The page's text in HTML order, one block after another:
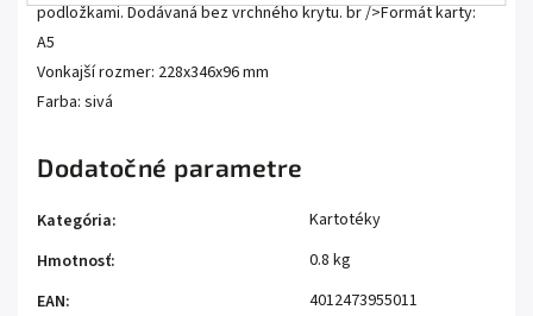
podložkami. Dodávaná bez vrchného krytu. br />Formát karty:
A5
Vonkajší rozmer: 228x346x96 mm
Farba: sivá
Dodatočné parametre
Kategória:
Kartotéky
Hmotnosť:
0.8 kg
EAN:
4012473955011